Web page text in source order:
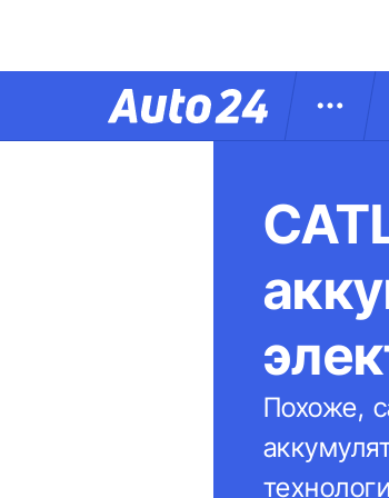
Похоже,